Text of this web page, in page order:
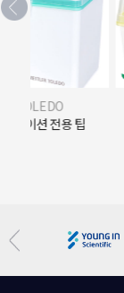
TOLEDO
케이션 전용 팁